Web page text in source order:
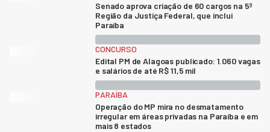
Senado aprova criação de 60 cargos na 5ª
Região da Justiça Federal, que inclui
Paraíba
CONCURSO
Edital PM de Alagoas publicado: 1.060 vagas
e salários de até R$ 11,5 mil
PARAÍBA
Operação do MP mira no desmatamento
irregular em áreas privadas na Paraíba e em
mais 8 estados